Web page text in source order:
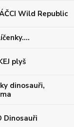
Wild Republic
plyš
dinosauři,
Dinosauři